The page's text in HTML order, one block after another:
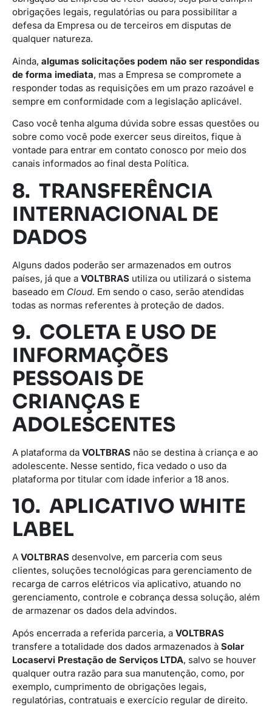
obrigações legais, regulatórias ou para possibilitar a
defesa da Empresa ou de terceiros em disputas de
qualquer natureza.
Ainda, algumas solicitações podem não ser respondidas
de forma imediata, mas a Empresa se compromete a
responder todas as requisições em um prazo razoável e
sempre em conformidade com a legislação aplicável.
Caso você tenha alguma dúvida sobre essas questões ou
sobre como você pode exercer seus direitos, fique à
vontade para entrar em contato conosco por meio dos
canais informados ao final desta Política.
8. TRANSFERÊNCIA
INTERNACIONAL DE
DADOS
Alguns dados poderão ser armazenados em outros
países, já que a VOLTBRAS utiliza ou utilizará o sistema
baseado em Cloud. Em sendo o caso, serão atendidas
todas as normas referentes à proteção de dados.
9. COLETA E USO DE
INFORMAÇÕES
PESSOAIS DE
CRIANÇAS E
ADOLESCENTES
A plataforma da VOLTBRAS não se destina à criança e ao
adolescente. Nesse sentido, fica vedado o uso da
plataforma por titular com idade inferior a 18 anos.
10. APLICATIVO WHITE
LABEL
A VOLTBRAS desenvolve, em parceria com seus
clientes, soluções tecnológicas para gerenciamento de
recarga de carros elétricos via aplicativo, atuando no
gerenciamento, controle e cobrança dessa solução, além
de armazenar os dados dela advindos.
Após encerrada a referida parceria, a VOLTBRAS
transfere a totalidade dos dados armazenados à Solar
Locaservi Prestação de Serviços LTDA, salvo se houver
qualquer outra razão para sua manutenção, como, por
exemplo, cumprimento de obrigações legais,
regulatórias, contratuais e exercício regular de direito.